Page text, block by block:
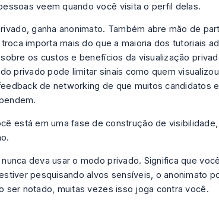
veem quando você visita o perfil delas.
ganha anonimato. Também abre mão de
importa mais do que a maioria dos tutoriais
os custos e benefícios da visualização
privado pode limitar sinais como quem
de networking de que muitos candidatos e
está em uma fase de construção de visibilidade,
deva usar o modo privado. Significa que
pesquisando alvos sensíveis, o anonimato
ser notado, muitas vezes isso joga contra você.